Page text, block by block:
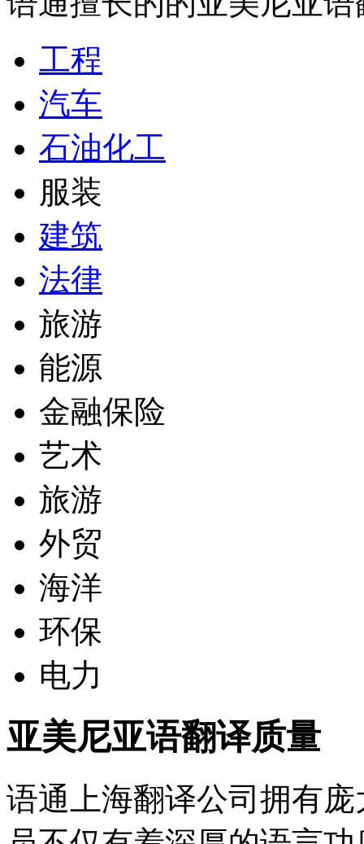
工程
汽车
石油化工
服装
建筑
法律
旅游
能源
金融保险
艺术
旅游
外贸
海洋
环保
电力
亚美尼亚语翻译质量
语通上海翻译公司拥有